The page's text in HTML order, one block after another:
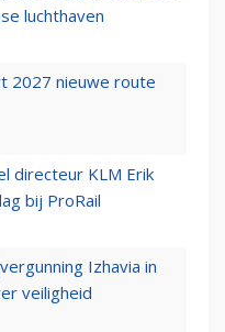
luchthaven
2027 nieuwe route
directeur KLM Erik
bij ProRail
Izhavia in
veiligheid